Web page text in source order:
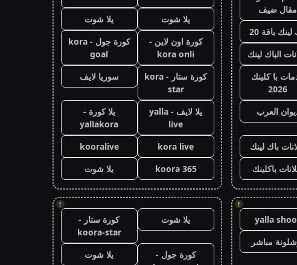
مقال ضيف
باقة 20
الباك لينك
با كلينك
2026
العرب
باك لينك
باكلينك
!
yalla
مباشر
يلا شوت
يلا شوت
كورة اون لاين -
kora onli
كورة جول - kora
goal
كورة ستار - kora
star
سوريا لايف
يلا لايف - yalla
live
يلا كورة -
yallakora
kora live
kooralive
koora 365
يلا شوت
!
يلا شوت
كورة ستار -
koora-star
كورة جول -
يلا شوت